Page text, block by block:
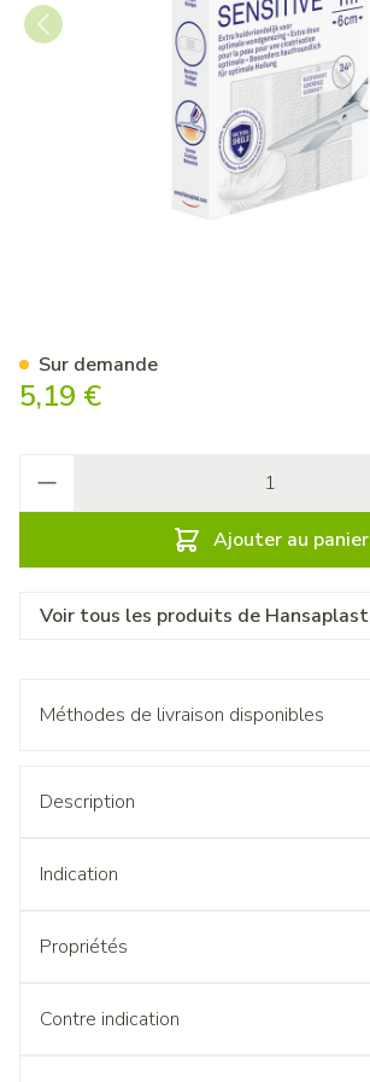
5,19 €
Ajouter au panier
Sur demande
Voir tous les produits de Hansaplast
Méthodes de livraison disponibles
Description
Indication
Propriétés
Contre indication